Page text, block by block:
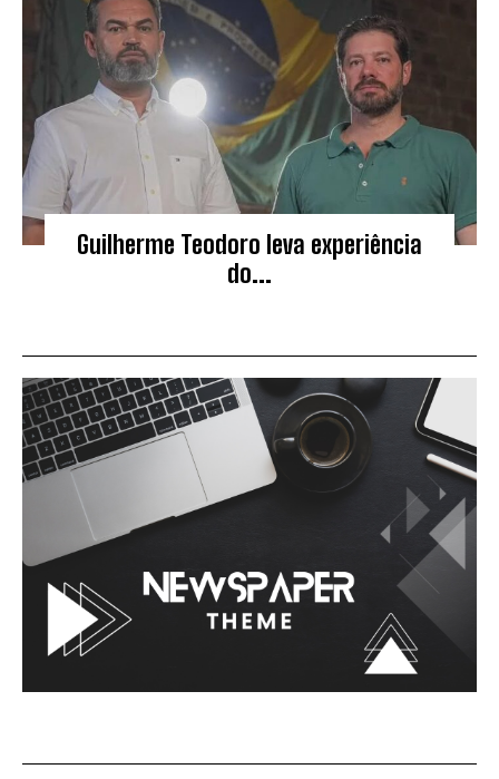
Guilherme Teodoro leva experiência
do...